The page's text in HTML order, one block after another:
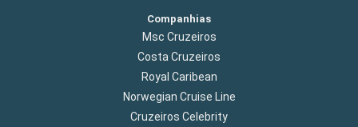
Companhias
Msc Cruzeiros
Costa Cruzeiros
Royal Caribean
Norwegian Cruise Line
Cruzeiros Celebrity